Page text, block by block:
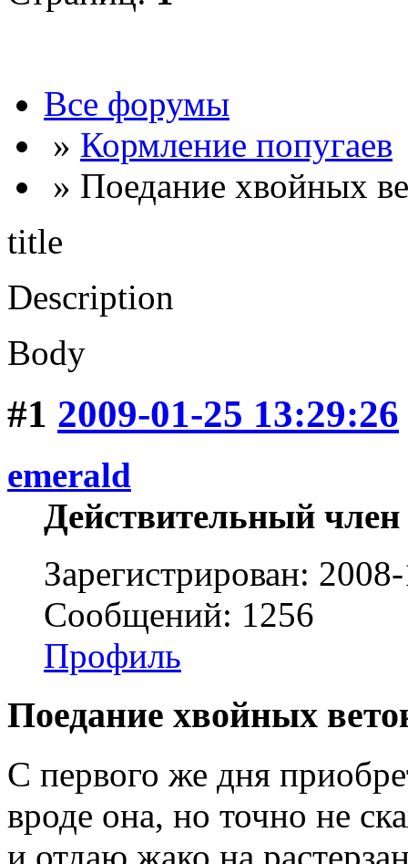
Все форумы
» Кормление попугаев
» Поедание хвойных
title
Description
Body
#1 2009-01-25 13:29:26
emerald
Действительный член
Зарегистрирован:
Сообщений: 1256
Профиль
Поедание хвойных
С первого же дня
вроде она, но точно не
и отдаю жако на